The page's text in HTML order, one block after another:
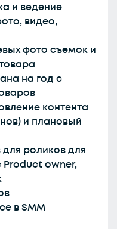
и ведение
видео,
фото съемок и
на год с
контента
и плановый
роликов для
owner,
в SMM